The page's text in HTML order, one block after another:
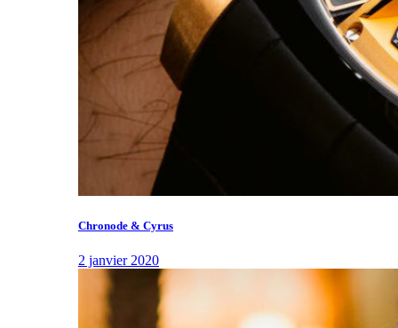
Chronode & Cyrus
2 janvier 2020